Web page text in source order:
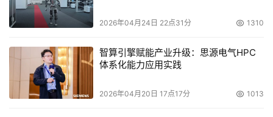
本文来源于DOIT传媒，文章内容仅供参考，不构成投资建议。
2026年04月24日 22点31分 1310
智算引擎赋能产业升级：思源电气HPC
体系化能力应用实践
2026年04月20日 17点17分 1013